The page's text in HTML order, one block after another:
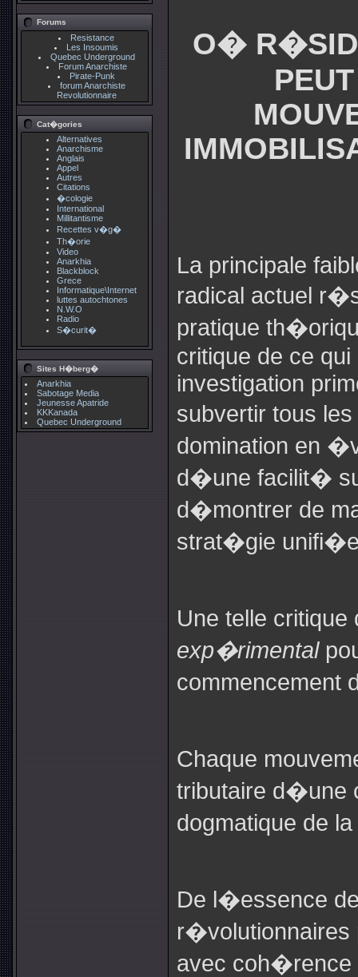
Forums
Resistance
Les Insoumis
Quebec Underground
Forum Anarchiste
Pirate-Punk
forum Anarchiste
Revolutionnaire
Cat�gories
Alternatives
Anarchisme
Anglais
Appel
Autres
Citations
�cologie
International
Millitantisme
Recettes v�g�
Th�orie
Video
Anarkhia
Blackblock
Grece
Informatique\Internet
luttes autochtones
N.W.O
Radio
S�curit�
Sites H�berg�
Anarkhia
Sabotage Media
Jeunesse Apatride
KKKanada
Quebec Underground
O�
La principale
radical actuel
pratique
critique de ce
investigation
subvertir tous
domination en
d�une facilit�
d�montrer de
strat�gie
Une telle
exp�rimental
commencement
Chaque
tributaire d�une
dogmatique de
De l�essence
avec coh�rence